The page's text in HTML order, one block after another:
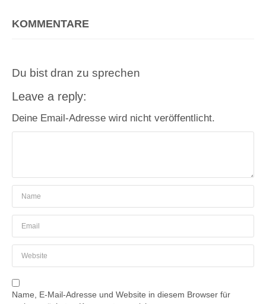
KOMMENTARE
Du bist dran zu sprechen
Leave a reply:
Deine Email-Adresse wird nicht veröffentlicht.
Name, E-Mail-Adresse und Website in diesem Browser für